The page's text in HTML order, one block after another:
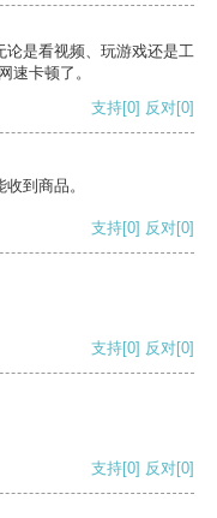
论是看视频、玩游戏还是工
速卡顿了。
支持[0] 反对[0]
到商品。
支持[0] 反对[0]
支持[0] 反对[0]
支持[0] 反对[0]